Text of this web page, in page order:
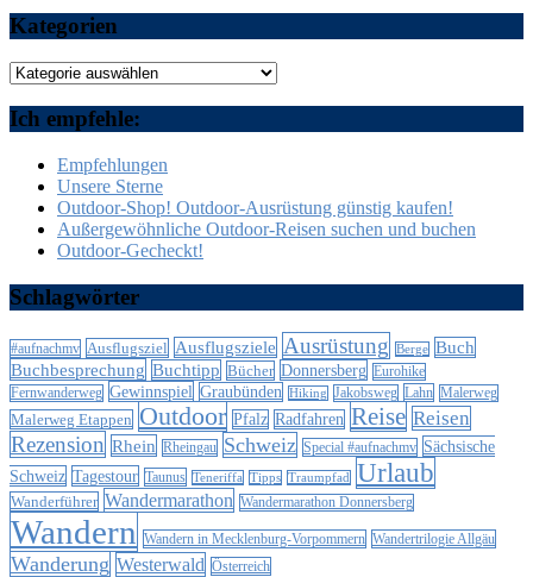
Kategorien
Kategorien
Ich empfehle:
Empfehlungen
Unsere Sterne
Outdoor-Shop! Outdoor-Ausrüstung günstig kaufen!
Außergewöhnliche Outdoor-Reisen suchen und buchen
Outdoor-Gecheckt!
Schlagwörter
#aufnachmv Ausflugsziel Ausflugsziele Ausrüstung Berge Buch
Buchbesprechung Buchtipp Bücher Donnersberg Eurohike
Fernwanderweg Gewinnspiel Graubünden Hiking Jakobsweg Lahn Malerweg
Malerweg Etappen Outdoor Pfalz Radfahren Reise Reisen
Rezension Rhein Rheingau Schweiz Special #aufnachmv Sächsische
Schweiz Tagestour Taunus Teneriffa Tipps Traumpfad Urlaub
Wanderführer Wandermarathon Wandermarathon Donnersberg
Wandern Wandern in Mecklenburg-Vorpommern Wandertrilogie Allgäu
Wanderung Westerwald Österreich